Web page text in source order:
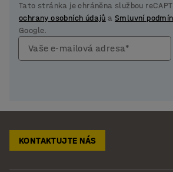
Tato stránka je chráněna službou
ochrany osobních údajů aSmluvní
Google.
Vaše e-mailová adresa*
KONTAKTUJTE NÁS